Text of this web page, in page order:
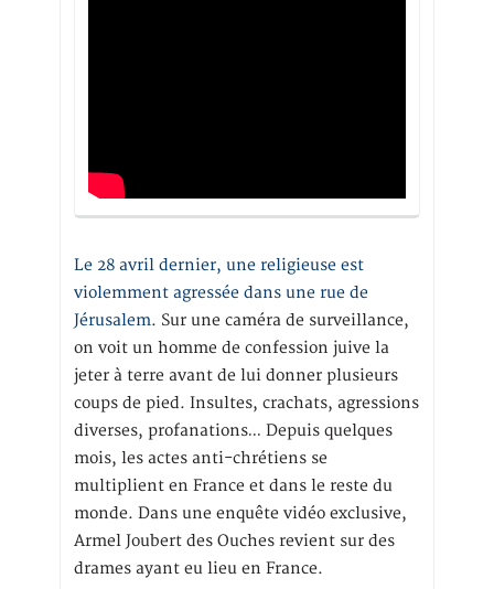
Le 28 avril dernier, une religieuse est
violemment agressée dans une rue de
Jérusalem. Sur une caméra de surveillance,
on voit un homme de confession juive la
jeter à terre avant de lui donner plusieurs
coups de pied. Insultes, crachats, agressions
diverses, profanations… Depuis quelques
mois, les actes anti-chrétiens se
multiplient en France et dans le reste du
monde. Dans une enquête vidéo exclusive,
Armel Joubert des Ouches revient sur des
drames ayant eu lieu en France.